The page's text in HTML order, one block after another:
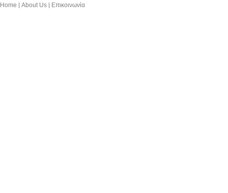
Home About Us Επικοινωνία